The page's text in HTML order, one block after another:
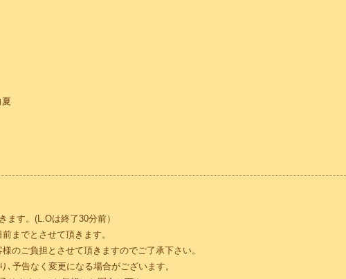
す。(L.Oは終了30分前）
までとさせて頂きます。
のご負担とさせて頂きますのでご了承下さい。
予告なく変更になる場合がございます。